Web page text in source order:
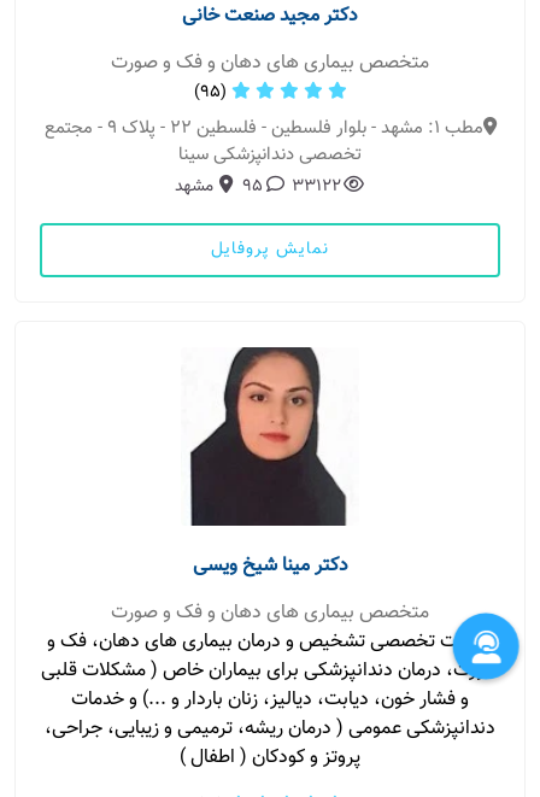
دکتر مجید صنعت خانی
متخصص بیماری های دهان و فک و صورت
(95)
مطب 1: مشهد - بلوار فلسطین - فلسطین ۲۲ - پلاک 9 - مجتمع
تخصصی دندانپزشکی سینا
33122
95 مشهد
نمایش پروفایل
دکتر مینا شیخ ویسی
متخصص بیماری های دهان و فک و صورت
خدمات تخصصی تشخیص و درمان بیماری های دهان، فک و
صورت، درمان دندانپزشکی برای بیماران خاص ( مشکلات قلبی
و فشار خون، دیابت، دیالیز، زنان باردار و ...) و خدمات
دندانپزشکی عمومی ( درمان ریشه، ترمیمی و زیبایی، جراحی،
پروتز و کودکان ( اطفال )